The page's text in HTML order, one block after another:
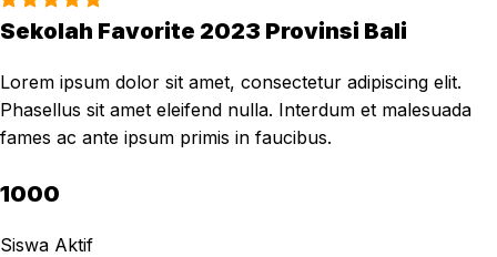
Sekolah Favorite 2023 Provinsi Bali
Lorem ipsum dolor sit amet, consectetur adipiscing elit.
Phasellus sit amet eleifend nulla. Interdum et malesuada
fames ac ante ipsum primis in faucibus.
1000
Siswa Aktif